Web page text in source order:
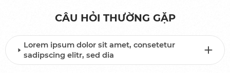
CÂU HỎI THƯỜNG GẶP
Lorem ipsum dolor sit amet, consetetur
sadipscing elitr, sed dia